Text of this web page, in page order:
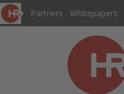
Partners Whitepapers